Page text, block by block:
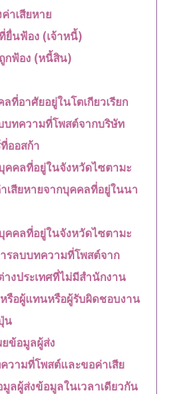
าเสียหาย
ยื่นฟ้อง (เจ้าหนี้)
กฟ้อง (หนี้สิน)
ที่อาศัยอยู่ในโตเกียวเรียก
บทความที่โพสต์จากบริษัท
ออสก้า
คลที่อยู่ในจังหวัดไซตามะ
าเสียหายจากบุคคลที่อยู่ในนา
คลที่อยู่ในจังหวัดไซตามะ
ารลบบทความที่โพสต์จาก
งประเทศที่ไม่มีสำนักงาน
รือผู้แทนหรือผู้รับผิดชอบงาน
น
ยข้อมูลผู้ส่ง
ามที่โพสต์และขอค่าเสีย
ลผู้ส่งข้อมูลในเวลาเดียวกัน